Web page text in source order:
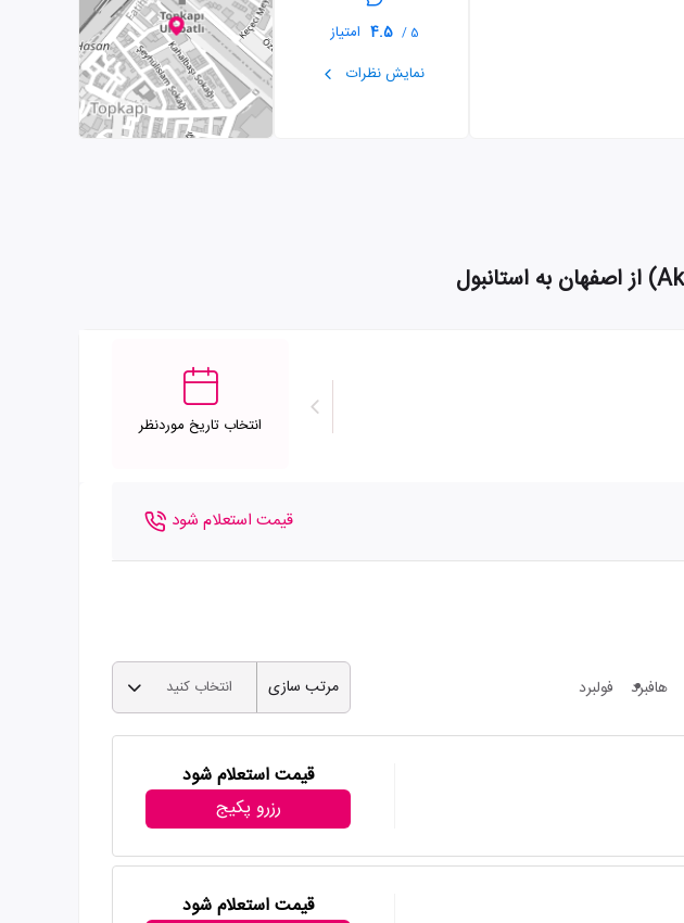
5 /
4.5 امتیاز
نمایش نظرات
انتخاب تاریخ موردنظر
قیمت استعلام شود
هافبرد فولبرد مرتب سازی انتخاب کنید
قیمت استعلام شود
رزرو پکیج
قیمت استعلام شود